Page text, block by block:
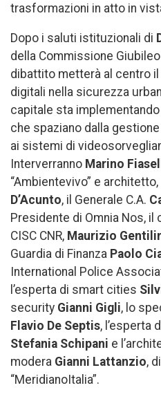
trasformazioni in atto in
Dopo i saluti istituzionali di
della Commissione Giubileo
dibattito metterà al centro
digitali nella sicurezza
capitale sta
che spaziano dalla
ai sistemi di
Interverranno Marino
“Ambientevivo” e
D’Acunto, il Generale C.A.
Presidente di Omnia Nos,
CISC CNR, Maurizio
Guardia di Finanza Paolo
International Police
l’esperta di smart cities
security Gianni Gigli, lo
Flavio De Septis, l’esperta
Stefania Schipani e
modera Gianni Lattanzio,
“MeridianoItalia”.